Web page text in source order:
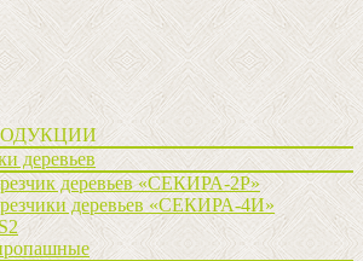
деревьев
деревьев «СЕКИРА-2Р»
деревьев «СЕКИРА-4И»